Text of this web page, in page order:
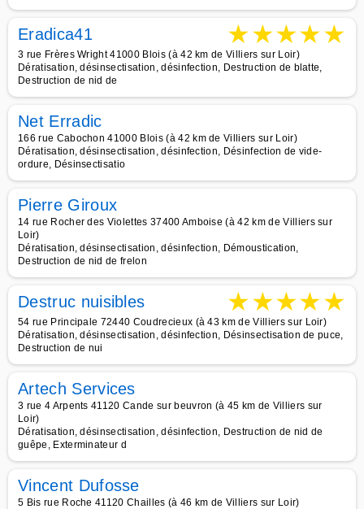
Eradica41 ★★★★★
3 rue Frères Wright 41000 Blois (à 42 km de Villiers sur Loir)
Dératisation, désinsectisation, désinfection, Destruction de blatte,
Destruction de nid de
Net Erradic
166 rue Cabochon 41000 Blois (à 42 km de Villiers sur Loir)
Dératisation, désinsectisation, désinfection, Désinfection de vide-
ordure, Désinsectisatio
Pierre Giroux
14 rue Rocher des Violettes 37400 Amboise (à 42 km de Villiers sur
Loir)
Dératisation, désinsectisation, désinfection, Démoustication,
Destruction de nid de frelon
Destruc nuisibles ★★★★★
54 rue Principale 72440 Coudrecieux (à 43 km de Villiers sur Loir)
Dératisation, désinsectisation, désinfection, Désinsectisation de puce,
Destruction de nui
Artech Services
3 rue 4 Arpents 41120 Cande sur beuvron (à 45 km de Villiers sur
Loir)
Dératisation, désinsectisation, désinfection, Destruction de nid de
guêpe, Exterminateur d
Vincent Dufosse
5 Bis rue Roche 41120 Chailles (à 46 km de Villiers sur Loir)